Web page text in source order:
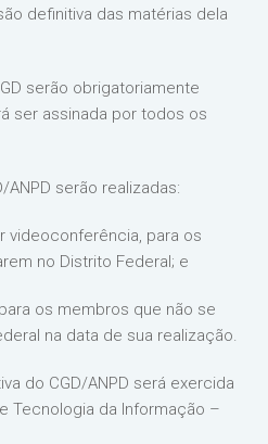
definitiva das matérias dela
serão obrigatoriamente
ser assinada por todos os
ANPD serão realizadas:
videoconferência, para os
no Distrito Federal; e
os membros que não se
na data de sua realização.
do CGD/ANPD será exercida
Tecnologia da Informação –